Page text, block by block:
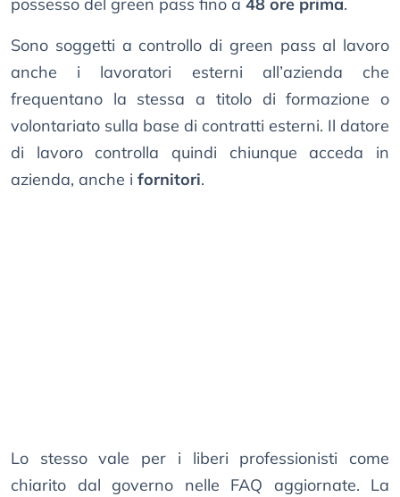
possesso del green pass fino a 48 ore prima.
Sono soggetti a controllo di green pass al lavoro
anche i lavoratori esterni all’azienda che
frequentano la stessa a titolo di formazione o
volontariato sulla base di contratti esterni. Il datore
di lavoro controlla quindi chiunque acceda in
azienda, anche i fornitori.
Lo stesso vale per i liberi professionisti come
chiarito dal governo nelle FAQ aggiornate. La